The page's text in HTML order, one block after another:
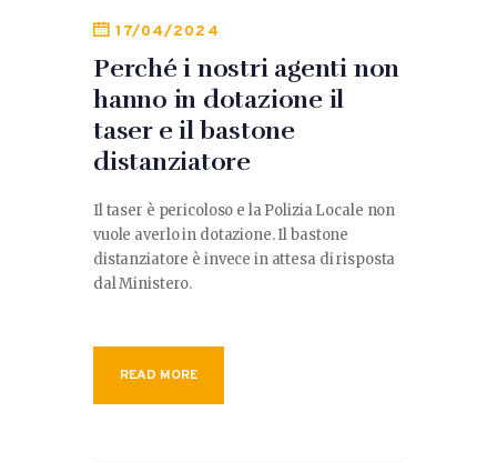
17/04/2024
Perché i nostri agenti non
hanno in dotazione il
taser e il bastone
distanziatore
Il taser è pericoloso e la Polizia Locale non
vuole averlo in dotazione. Il bastone
distanziatore è invece in attesa di risposta
dal Ministero.
READ MORE